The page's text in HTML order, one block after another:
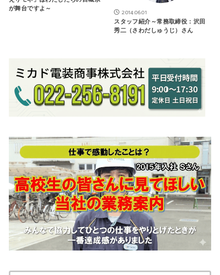
が舞台ですよ～
2014.06.01
スタッフ紹介～常務取締役：沢田
秀二（さわだしゅうじ）さん